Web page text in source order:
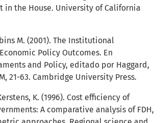
in the House. University of California
M. (2001). The Institutional
Policy Outcomes. En
and Policy, editado por Haggard,
21-63. Cambridge University Press.
K. (1996). Cost efficiency of
A comparative analysis of FDH,